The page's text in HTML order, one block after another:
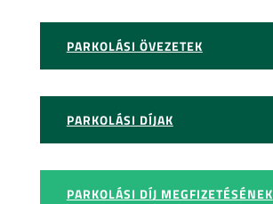
PARKOLÁSI ÖVEZETEK
PARKOLÁSI DÍJAK
PARKOLÁSI DÍJ MEGFIZETÉSÉNEK